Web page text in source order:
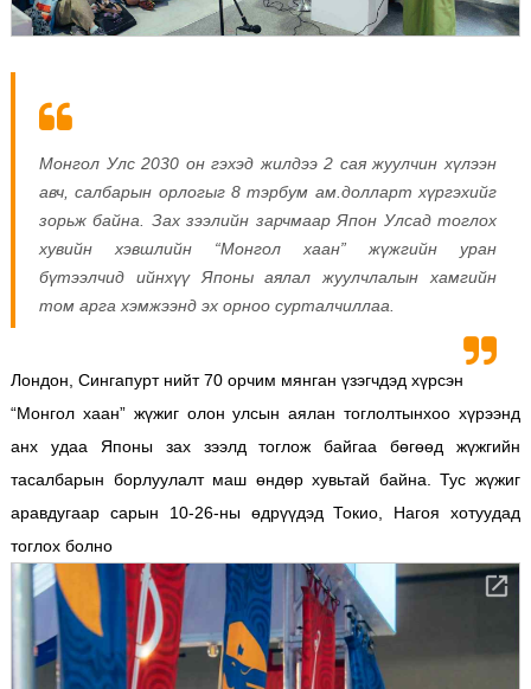
Монгол Улс 2030 он гэхэд жилдээ 2 сая жуулчин хүлээн
авч, салбарын орлогыг 8 тэрбум ам.долларт хүргэхийг
зорьж байна. Зах зээлийн зарчмаар Япон Улсад тоглох
хувийн хэвшлийн “Монгол хаан” жүжгийн уран
бүтээлчид ийнхүү Японы аялал жуулчлалын хамгийн
том арга хэмжээнд эх орноо сурталчиллаа.
Лондон, Сингапурт нийт 70 орчим мянган үзэгчдэд хүрсэн
“Монгол хаан” жүжиг олон улсын аялан тоглолтынхоо хүрээнд
анх удаа Японы зах зээлд тоглож байгаа бөгөөд жүжгийн
тасалбарын борлуулалт маш өндөр хувьтай байна. Тус жүжиг
аравдугаар сарын 10-26-ны өдрүүдэд Токио, Нагоя хотуудад
тоглох болно